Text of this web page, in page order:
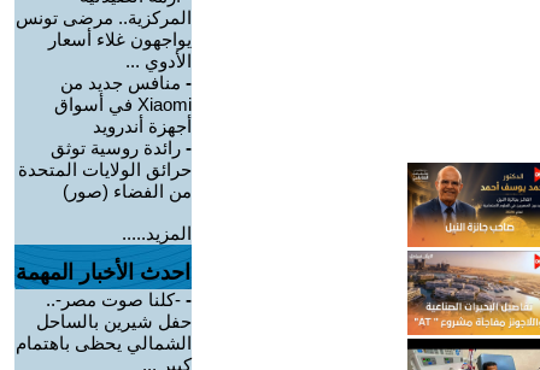
المركزية.. مرضى تونس
يواجهون غلاء أسعار
الأدوي ...
- منافس جديد من
Xiaomi في أسواق
أجهزة أندرويد
- رائدة روسية توثق
حرائق الولايات المتحدة
من الفضاء (صور)
المزيد.....
احدث الأخبار المهمة
- -كلنا صوت مصر-..
حفل شيرين بالساحل
الشمالي يحظى باهتمام
كبير ...